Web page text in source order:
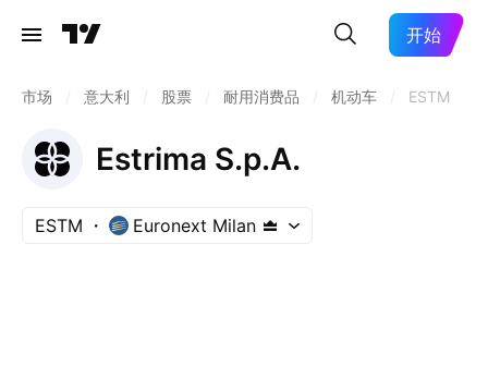
开始
市场 意大利 股票 耐用消费品 机动车 ESTM
Estrima S.p.A.
ESTM Euronext Milan